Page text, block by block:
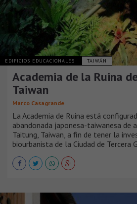
EDIFICIOS EDUCACIONALES TAIWÁN
Academia de la Ruina
Taiwan
Marco Casagrande
La Academia de Ruina está
abandonada japonesa-taiwanesa de
Taitung, Taiwan, a fin de tener la
biourbanista de la Ciudad de Tercera